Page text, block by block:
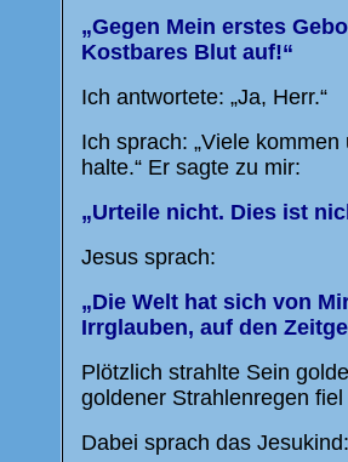
„Gegen Mein erstes
Kostbares Blut auf!“
Ich antwortete: „Ja, Herr.“
Ich sprach: „Viele
halte.“ Er sagte zu mir:
„Urteile nicht. Dies ist
Jesus sprach:
„Die Welt hat sich von
Irrglauben, auf den
Plötzlich strahlte Sein
goldener Strahlenregen
Dabei sprach das Jesukind: